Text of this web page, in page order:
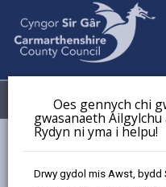
Oes gennych chi
gwasanaeth Ailgylchu
Rydyn ni yma i helpu!
Drwy gydol mis Awst, bydd
Dewislen
Strategaeth Hybu’r Iaith